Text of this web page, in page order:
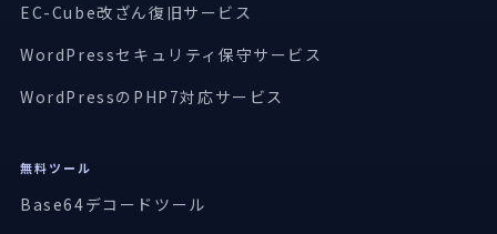
EC-Cube改ざん復旧サービス
WordPressセキュリティ保守サービス
WordPressのPHP7対応サービス
無料ツール
Base64デコードツール